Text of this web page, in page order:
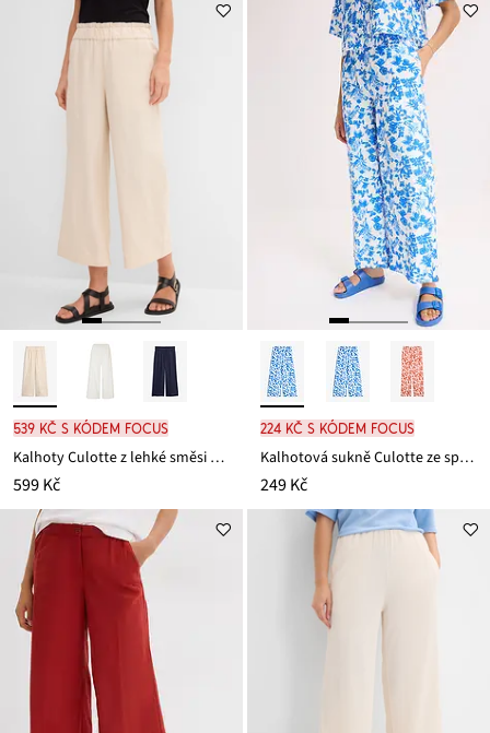
539 Kč s kódem FOCUS
Kalhoty Culotte z lehké směsi se lnem, délka po lýtka
599 Kč
224 Kč s kódem FOCUS
Kalhotová sukně Culotte ze splývavé viskózové směsi
249 Kč